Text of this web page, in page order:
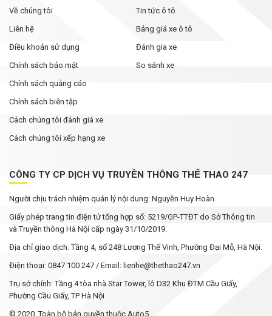
Về chúng tôi
Liên hệ
Điều khoản sử dụng
Chính sách bảo mật
Chính sách quảng cáo
Chính sách biên tập
Cách chúng tôi đánh giá xe
Cách chúng tôi xếp hạng xe
Tin tức ô tô
Bảng giá xe ô tô
Đánh gia xe
So sánh xe
CÔNG TY CP DỊCH VỤ TRUYỀN THÔNG THỂ THAO 247
Người chịu trách nhiệm quản lý nội dung: Nguyễn Huy Hoàn.
Giấy phép trang tin điện tử tổng hợp số: 5219/GP-TTĐT do Sở Thông tin
và Truyền thông Hà Nội cấp ngày 31/10/2019.
Địa chỉ giao dịch: Tầng 4, số 248 Lương Thế Vinh, Phường Đại Mỗ, Hà Nội.
Điện thoại: 0847 100 247 / Email: lienhe@thethao247.vn
Trụ sở chính: Tầng 4 tòa nhà Star Tower, lô D32 Khu ĐTM Cầu Giấy,
Phường Cầu Giấy, TP Hà Nội
© 2020. Toàn bộ bản quyền thuộc Auto5